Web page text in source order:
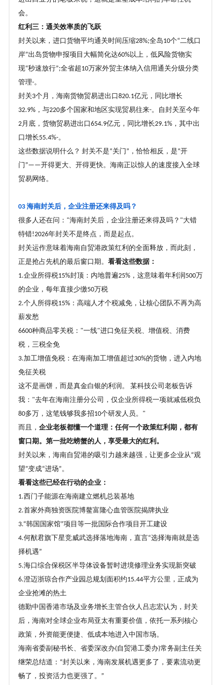
会。
红利三：通关效率质的飞跃
封关以来，进口货物平均通关时间压缩28%;全岛10个“ 二线口
岸”出岛货物申报项目大幅简化达60%以上，低风险货物实
现“秒速放行”;全省超 10万家外贸主体纳入信用通关分级分类
管理-。
封关3个月，海南货物贸易进出口 820.1亿元，同比增长
32.9%，与220多个国家和地区实现贸易往来-。自封关至今年
2月底，货物贸易进出口 654.9亿元，同比增长29.1%，其中出
口增长55.4%-。
这些数据说明什么 ？ 封关不是“关门 ” ，恰恰相反，是“开
门 ”——开得更大、开得更快。海南正以惊人的速度接入全球
贸易网络。
03 海南封关后，企业注册还来得及吗？
很多人还在问： "海南封关后，企业注册还来得及吗？ "大错
特错!2026年封关不是终点，而是起点。
封关运作意味着海南自贸港政策红利的全面释放，而此刻，
正是抢占先机的最后窗口期。 看看这些数据：
1.企业所得税15%封顶：内地普遍25%，这意味着年利润 500万
的企业，每年直接少缴50万税
2.个人所得税15%：高端人才个税减免，让核心团队不再为高
薪发愁
6600种商品零关税： "一线"进口免征关税、增值税、消费
税，三税全免
3.加工增值免税：在海南加工增值超过30%的货物，进入内地
免征关税
这不是画饼，而是真金白银的利润。
某科技公司老板告诉
我： "去年在海南注册分公司，仅企业所得税一项就减低税负
80多万，这笔钱够我多招10个研发人员。 "
而且， 企业老板都懂一个道理：任何一个政策红利期，都有
窗口期。第一批吃螃蟹的人，享受最大的红利。
封关以来，海南自贸港的吸引力越来越强，让更多企业从 “观
望”变成“进场” 。
看看这些已经在行动的企业：
1.西门子能源在海南建立燃机总装基地
2.首家外商独资医院博鳌富隆心血管医院揭牌执业
3.“韩国国家馆”项目等一批国际合作项目开工建设
4.何猷君旗下星竞威武选择落地海南，直言“选择海南就是选
择机遇”
5.海口综合保税区半导体设备暂时进境修理业务实现新突破
6.澄迈浙琼合作产业园总规划面积约15.44平方公里，正成为
企业抢滩的热土
德勤中国香港市场及业务增长主管合伙人吕志宏认为，封关
后，海南对全球企业布局亚太有重要价值，依托一系列核心
政策，外资能更便捷、低成本地进入中国市场。
海南省委副秘书长、省委深改办(自贸港工委办)常务副主任关
继荣总结道： “封关以来，海南发展机遇更多了，要素流动更
畅了，投资活力也更强了。 ”